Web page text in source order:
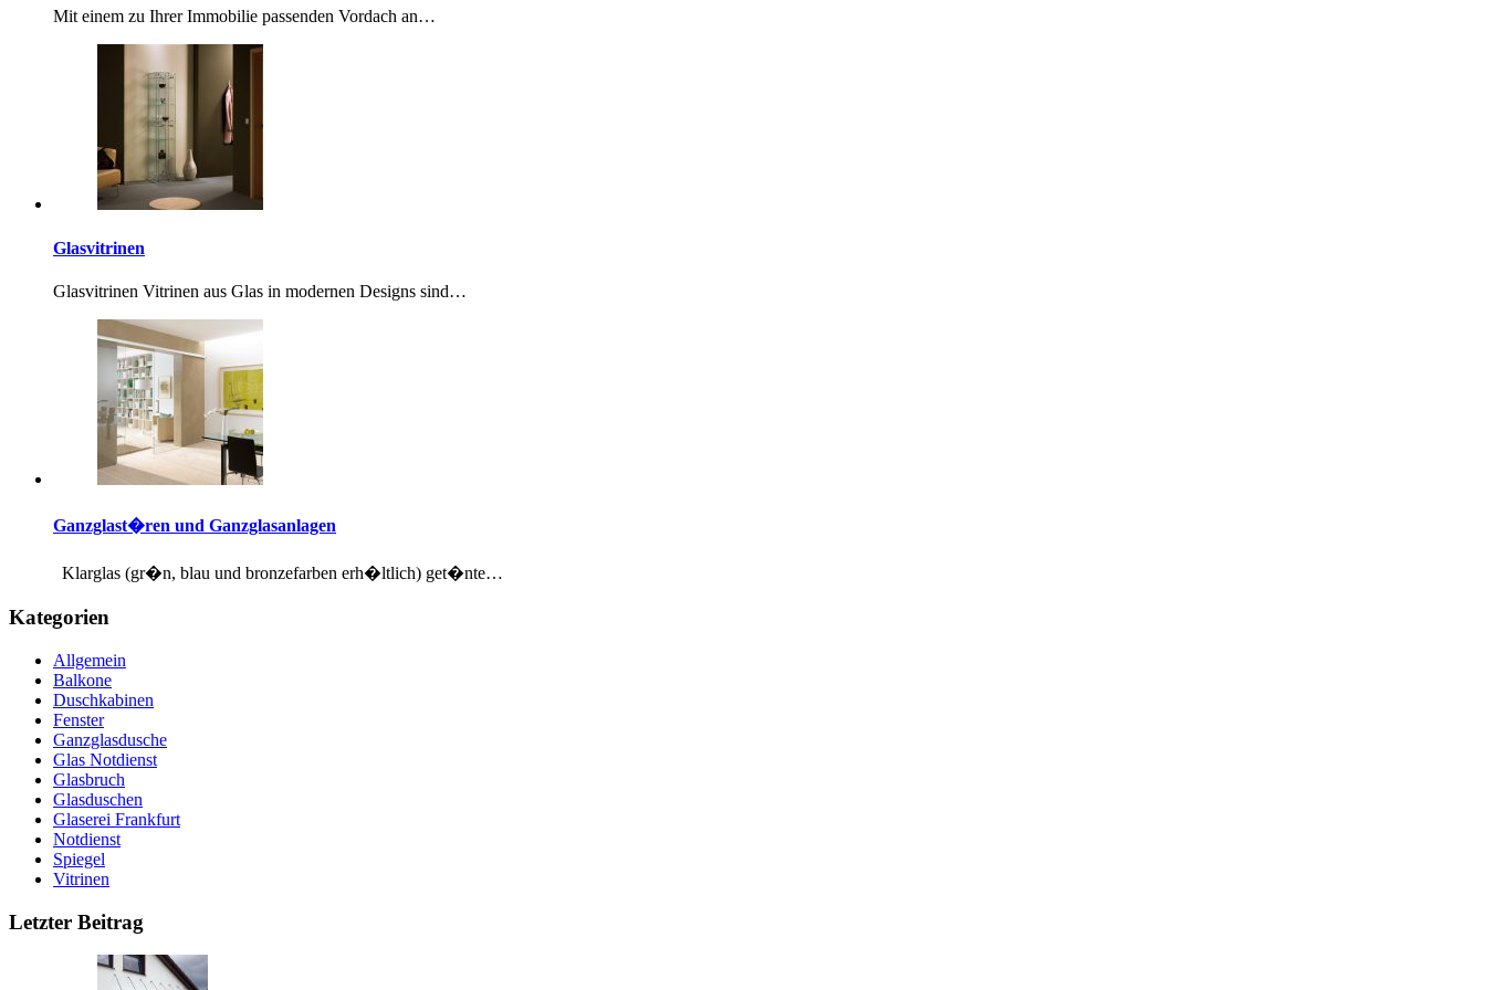
Mit einem zu Ihrer Immobilie passenden Vordach an…
Glasvitrinen
Glasvitrinen Vitrinen aus Glas in modernen Designs sind…
Ganzglast�ren und Ganzglasanlagen
Klarglas (gr�n, blau und bronzefarben erh�ltlich) get�nte…
Kategorien
Allgemein
Balkone
Duschkabinen
Fenster
Ganzglasdusche
Glas Notdienst
Glasbruch
Glasduschen
Glaserei Frankfurt
Notdienst
Spiegel
Vitrinen
Letzter Beitrag